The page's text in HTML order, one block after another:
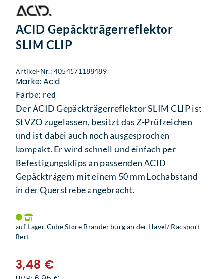
ACID Gepäckträgerreflektor
SLIM CLIP
Artikel-Nr.: 4054571188489
Marke: Acid
Farbe: red
Der ACID Gepäckträgerreflektor SLIM CLIP ist
StVZO zugelassen, besitzt das Z-Prüfzeichen
und ist dabei auch noch ausgesprochen
kompakt. Er wird schnell und einfach per
Befestigungsklips an passenden ACID
Gepäckträgern mit einem 50 mm Lochabstand
in der Querstrebe angebracht.
auf Lager Cube Store Brandenburg an der Havel/ Radsport
Bert
3,48 €